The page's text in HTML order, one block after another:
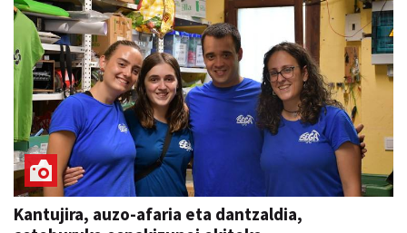
Kantujira, auzo-afaria eta dantzaldia,